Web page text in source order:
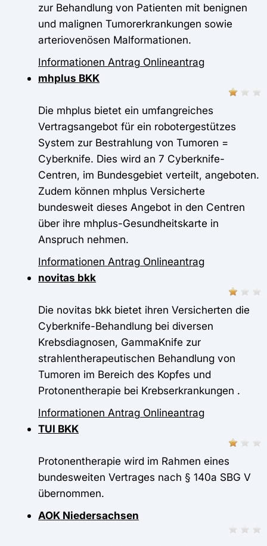
zur Behandlung von Patienten mit benignen
und malignen Tumorerkrankungen sowie
arteriovenösen Malformationen.
Informationen Antrag Onlineantrag
mhplus BKK
Die mhplus bietet ein umfangreiches
Vertragsangebot für ein robotergestützes
System zur Bestrahlung von Tumoren =
Cyberknife. Dies wird an 7 Cyberknife-
Centren, im Bundesgebiet verteilt, angeboten.
Zudem können mhplus Versicherte
bundesweit dieses Angebot in den Centren
über ihre mhplus-Gesundheitskarte in
Anspruch nehmen.
Informationen Antrag Onlineantrag
novitas bkk
Die novitas bkk bietet ihren Versicherten die
Cyberknife-Behandlung bei diversen
Krebsdiagnosen, GammaKnife zur
strahlentherapeutischen Behandlung von
Tumoren im Bereich des Kopfes und
Protonentherapie bei Krebserkrankungen .
Informationen Antrag Onlineantrag
TUI BKK
Protonentherapie wird im Rahmen eines
bundesweiten Vertrages nach § 140a SBG V
übernommen.
AOK Niedersachsen